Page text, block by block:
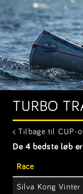
TURBO
< Tilbage til CUP-
De 4 bedste løb
Race
Silva Kong Vinter